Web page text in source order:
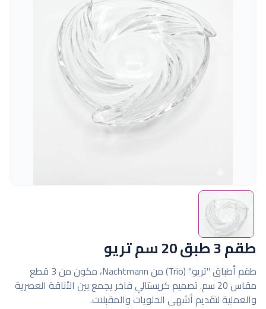
طقم 3 طبق 20 سم تريو
طقم أطباق "تريو" (Trio) من Nachtmann، مكون من 3 قطع
مقاس 20 سم. تصميم كريستالي فاخر يجمع بين الأناقة العصرية
والعملية لتقديم أشهى الحلويات والمقبلات.